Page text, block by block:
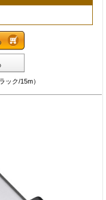
ク/15m）